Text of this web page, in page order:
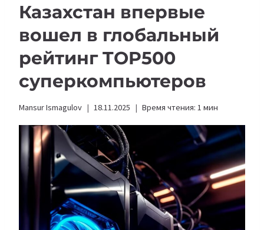
Казахстан впервые
вошел в глобальный
рейтинг TOP500
суперкомпьютеров
Mansur Ismagulov 18.11.2025 Время чтения: 1 мин